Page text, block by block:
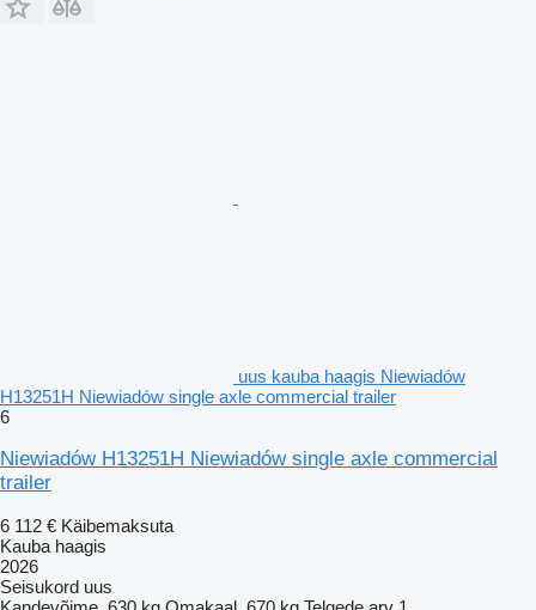
uus kauba haagis Niewiadów
H13251H Niewiadów single axle commercial trailer
6
Niewiadów H13251H Niewiadów single axle commercial
trailer
6 112 € Käibemaksuta
Kauba haagis
2026
Seisukord uus